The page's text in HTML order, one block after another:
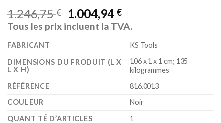
1.246,75€ 1.004,94 €
Tous les prix incluent la TVA.
FABRICANT ‎KS Tools
DIMENSIONS DU PRODUIT (L X
L X H)
‎106 x 1 x 1 cm; 135
kilogrammes
RÉFÉRENCE
‎816.0013
COULEUR
‎Noir
QUANTITÉ D’ARTICLES
‎1